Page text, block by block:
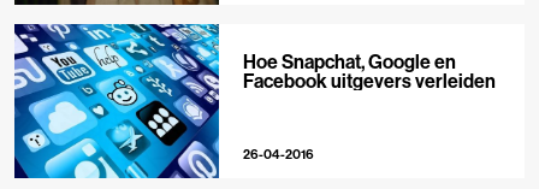
Hoe Snapchat, Google en
Facebook uitgevers verleiden
26-04-2016